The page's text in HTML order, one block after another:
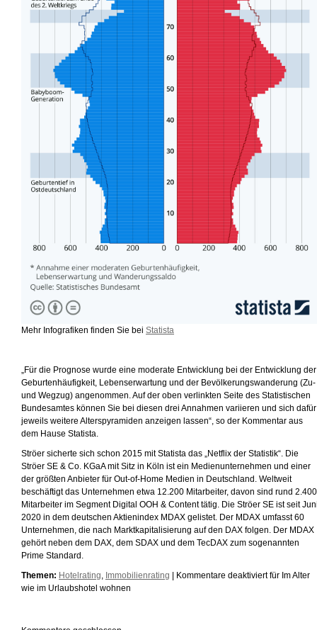
Mehr Infografiken finden Sie bei Statista
„Für die Prognose wurde eine moderate Entwicklung bei der Entwicklung der
Geburtenhäufigkeit, Lebenserwartung und der Bevölkerungswanderung (Zu-
und Wegzug) angenommen. Auf der oben verlinkten Seite des Statistischen
Bundesamtes können Sie bei diesen drei Annahmen variieren und sich dafür
jeweils weitere Alterspyramiden anzeigen lassen“, so der Kommentar aus
dem Hause Statista.
Ströer sicherte sich schon 2015 mit Statista das „Netflix der Statistik“. Die
Ströer SE & Co. KGaA mit Sitz in Köln ist ein Medienunternehmen und einer
der größten Anbieter für Out-of-Home Medien in Deutschland. Weltweit
beschäftigt das Unternehmen etwa 12.200 Mitarbeiter, davon sind rund 2.400
Mitarbeiter im Segment Digital OOH & Content tätig. Die Ströer SE ist seit
2020 in dem deutschen Aktienindex MDAX gelistet. Der MDAX umfasst 60
Unternehmen, die nach Marktkapitalisierung auf den DAX folgen. Der MDAX
gehört neben dem DAX, dem SDAX und dem TecDAX zum sogenannten
Prime Standard.
Themen: Hotelrating Immobilienrating Kommentare deaktiviertfür Im Alter
wie im Urlaubshotel wohnen